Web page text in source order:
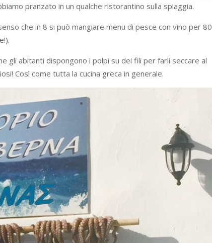
pranzato in un qualche ristorantino sulla spiaggia.
che in 8 si può mangiare menu di pesce con vino per 80
gli abitanti dispongono i polpi su dei fili per farli seccare al
Così come tutta la cucina greca in generale.